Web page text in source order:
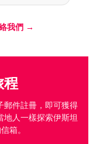
我們 →
程
件註冊，即可獲得
人一樣探索伊斯坦
箱。